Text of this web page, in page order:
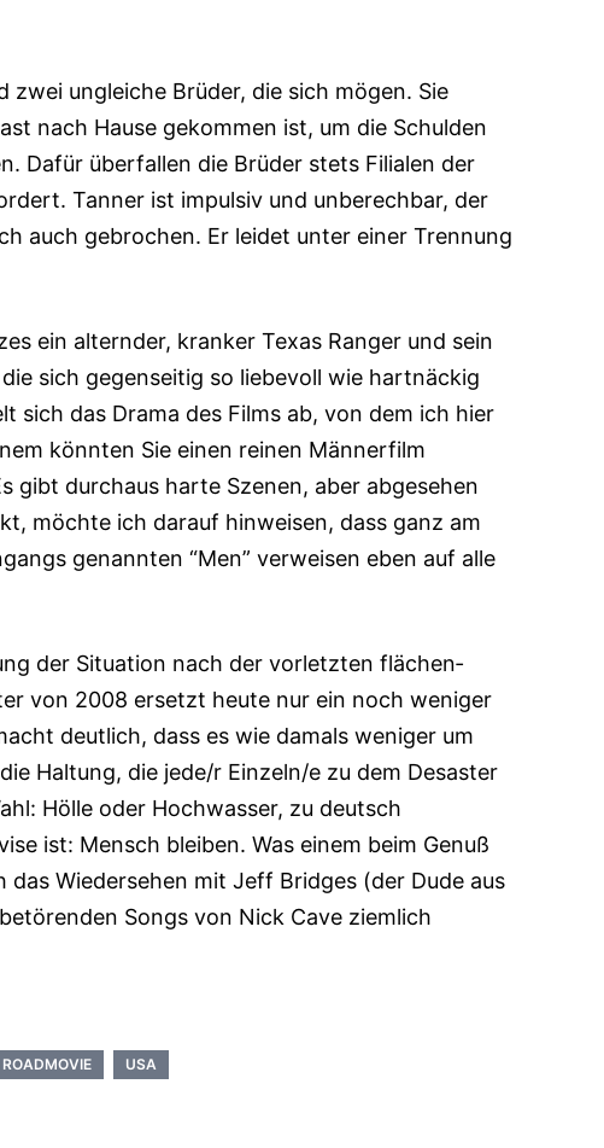
ungleiche Brüder, die sich mögen. Sie
nach Hause gekommen ist, um die Schul­den
Dafür überfallen die Brüder stets Filialen der
Tanner ist im­pul­siv und unberechbar, der
auch ge­bro­chen. Er leidet unter einer Trennung
ein alternder, kranker Texas Ranger und sein
sich gegenseitig so liebevoll wie hartnäckig
sich das Drama des Films ab, von dem ich hier
könnten Sie einen rei­nen Männerfilm
gibt durchaus harte Szenen, aber abgesehen
möchte ich darauf hinweisen, dass ganz am
genannten “Men” verweisen eben auf alle
der Situation nach der vorletzten flächen­
von 2008 ersetzt heute nur ein noch weniger
deutlich, dass es wie damals weniger um
Haltung, die jede/r Einzeln/e zu dem Desaster
Hölle oder Hochwasser, zu deutsch
ist: Mensch bleiben. Was einem beim Genuß
Wiedersehen mit Jeff Bridges (der Dude aus
Songs von Nick Cave ziemlich
ROADMOVIE USA